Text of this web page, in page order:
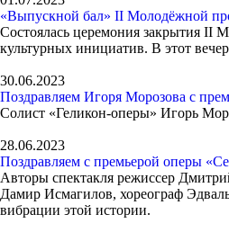
«Выпускной бал» II Молодёжной
Состоялась церемония закрытия II
культурных инициатив. В этот
30.06.2023
Поздравляем Игоря Морозова с
Солист «Геликон-оперы» Игорь
28.06.2023
Поздравляем с премьерой оперы
Авторы спектакля режиссер
Дамир Исмагилов, хореограф
вибрации этой истории.